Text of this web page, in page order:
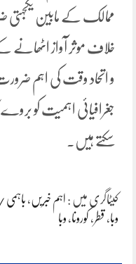
ممالک کے مابین یکجہتی
خلاف موثر آواز اٹھانے
و اتحاد وقت کی اہم
جغرافیائی اہمیت کو بروے
سکتے ہیں۔
کیٹاگری میں : اہم خبریں، باہمی
وبا، قطر، کورونا، وبا